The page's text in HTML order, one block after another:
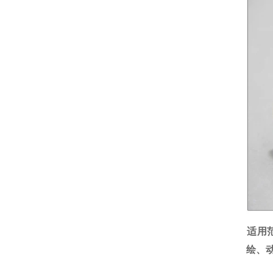
适用
绘、